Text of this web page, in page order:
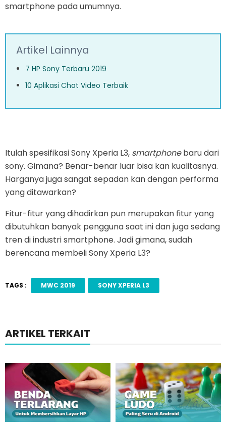
smartphone pada umumnya.
Artikel Lainnya
7 HP Sony Terbaru 2019
10 Aplikasi Chat Video Terbaik
Itulah spesifikasi Sony Xperia L3, smartphonebaru dari
sony. Gimana? Benar-benar luar bisa kan kualitasnya.
Harganya juga sangat sepadan kan dengan performa
yang ditawarkan?
Fitur-fitur yang dihadirkan pun merupakan fitur yang
dibutuhkan banyak pengguna saat ini dan juga sedang
tren di industri smartphone. Jadi gimana, sudah
berencana membeli Sony Xperia L3?
TAGS : MWC 2019 SONY XPERIA L3
ARTIKEL TERKAIT